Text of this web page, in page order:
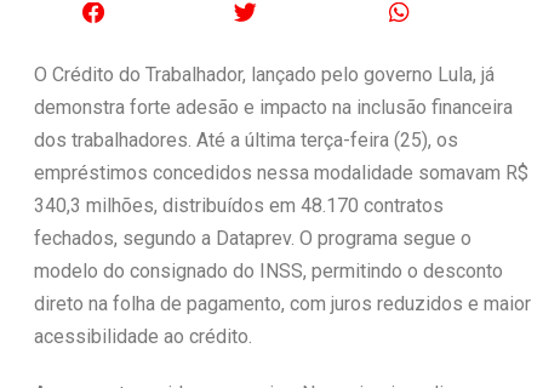
O Crédito do Trabalhador, lançado pelo governo Lula, já
demonstra forte adesão e impacto na inclusão financeira
dos trabalhadores. Até a última terça-feira (25), os
empréstimos concedidos nessa modalidade somavam R$
340,3 milhões, distribuídos em 48.170 contratos
fechados, segundo a Dataprev. O programa segue o
modelo do consignado do INSS, permitindo o desconto
direto na folha de pagamento, com juros reduzidos e maior
acessibilidade ao crédito.